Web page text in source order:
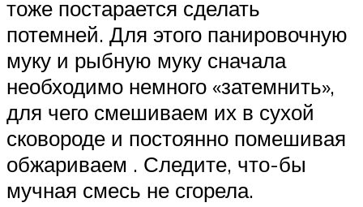
тоже постарается сделать
потемней. Для этого панировочную
муку и рыбную муку сначала
необходимо немного «затемнить»,
для чего смешиваем их в сухой
сковороде и постоянно помешивая
обжариваем . Следите, что-бы
мучная смесь не сгорела.